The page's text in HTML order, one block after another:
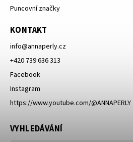
Puncovní značky
KONTAKT
info@annaperly.cz
+420 739 636 313
Facebook
Instagram
https://www.youtube.com/@ANNAPERLY
VYHLEDÁVÁNÍ